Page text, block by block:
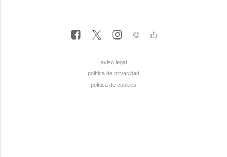
aviso legal
política de privacidad
política de cookies